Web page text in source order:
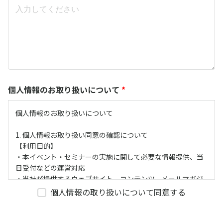
個人情報のお取り扱いについて *
個人情報のお取り扱いについて
1. 個人情報お取り扱い同意の確認について
【利用目的】
・本イベント・セミナーの実施に関して必要な情報提供、当
日受付などの運営対応
・当社が提供するウェブサイト、コンテンツ、メールマガジ
ン、セミナー案内などの広告・宣伝メールのアクセスログ情
報による視聴傾向分析
個人情報の取り扱いについて同意する